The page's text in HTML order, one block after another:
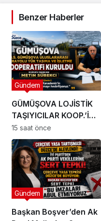
Benzer Haberler
GÜMÜŞOVA LOJİSTİK
TAŞIYICILAR KOOP.’İ
KURULDU !
Gündem
15 saat önce
Başkan Boşver’den Ak
Gündem